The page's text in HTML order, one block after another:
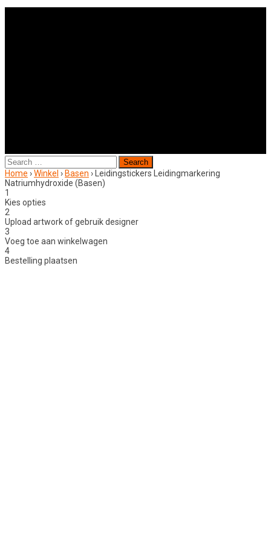
Search
for:
Home ›Winkel › Basen › Leidingstickers Leidingmarkering
Natriumhydroxide (Basen)
1
Kies opties
2
Upload artwork of gebruik designer
3
Voeg toe aan winkelwagen
4
Bestelling plaatsen